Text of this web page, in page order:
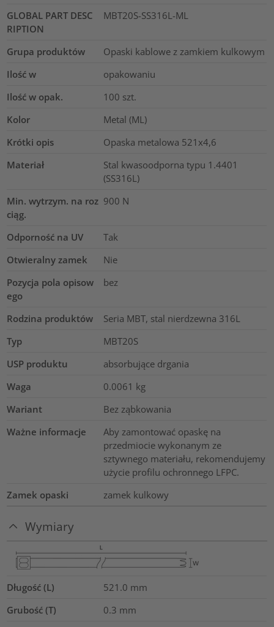
GLOBAL PART DESC
RIPTION
MBT20S-SS316L-ML
Grupa produktów
Opaski kablowe z zamkiem kulkowym
Ilość w
opakowaniu
Ilość w opak.
100 szt.
Kolor
Metal (ML)
Krótki opis
Opaska metalowa 521x4,6
Materiał
Stal kwasoodporna typu 1.4401
(SS316L)
Min. wytrzym. na roz
ciąg.
900 N
Odporność na UV
Tak
Otwieralny zamek
Nie
Pozycja pola opisow
ego
bez
Rodzina produktów
Seria MBT, stal nierdzewna 316L
Typ
MBT20S
USP produktu
absorbujące drgania
Waga
0.0061 kg
Wariant
Bez ząbkowania
Ważne informacje
Aby zamontować opaskę na
przedmiocie wykonanym ze
sztywnego materiału, rekomendujemy
użycie profilu ochronnego LFPC.
Zamek opaski
zamek kulkowy
Wymiary
Długość (L) 521.0 mm
Grubość (T)
0.3 mm